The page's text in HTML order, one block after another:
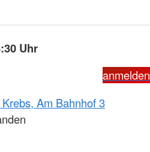
Uhr
anmelden
Am Bahnhof 3